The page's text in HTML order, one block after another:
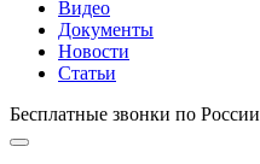
Видео
Документы
Новости
Статьи
Бесплатные звонки по России